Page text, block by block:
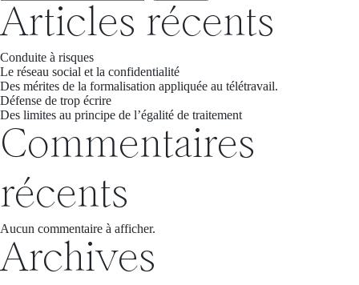
Articles récents
Conduite à risques
Le réseau social et la confidentialité
Des mérites de la formalisation appliquée au télétravail.
Défense de trop écrire
Des limites au principe de l’égalité de traitement
Commentaires
récents
Aucun commentaire à afficher.
Archives